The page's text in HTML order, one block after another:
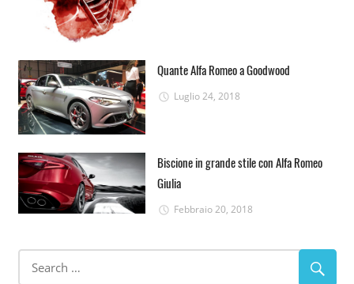
Quante Alfa Romeo a Goodwood
Luglio 24, 2018
Biscione in grande stile con Alfa Romeo
Giulia
Febbraio 20, 2018